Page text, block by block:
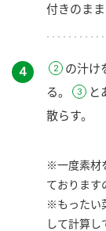
付きのま
４ の汁け
る。
と
散らす。
※一度素材
ております
※もったい
して計算し